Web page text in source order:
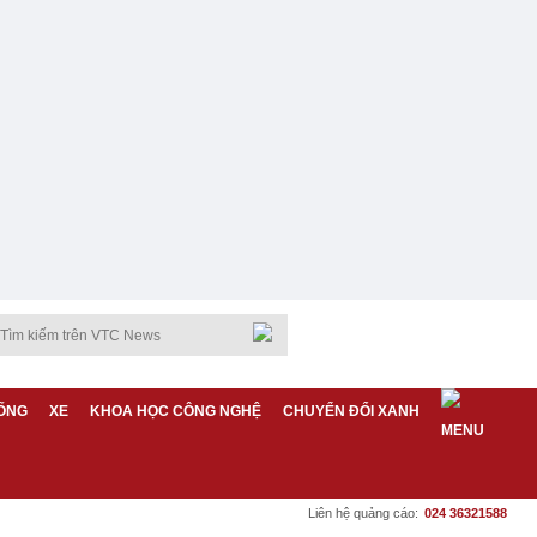
XE KHOA HỌC CÔNG NGHỆ CHUYỂN ĐỔI XANH
Liên hệ quảng cáo: 024 36321588